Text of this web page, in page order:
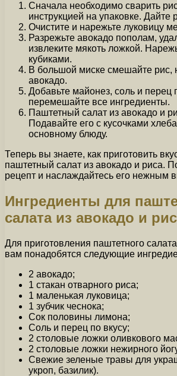
Сначала необходимо сварить
инструкцией на упаковке. Дайте
Очистите и нарежьте луковицу
Разрежьте авокадо пополам,
извлеките мякоть ложкой.
кубиками.
В большой миске смешайте рис,
авокадо.
Добавьте майонез, соль и перец
перемешайте все ингредиенты.
Паштетный салат из авокадо и
Подавайте его с кусочками
основному блюду.
Теперь вы знаете, как приготовить
паштетный салат из авокадо и риса.
рецепт и наслаждайтесь его нежным
Ингредиенты для
салата из авокадо и
Для приготовления паштетного
вам понадобятся следующие
2 авокадо;
1 стакан отварного риса;
1 маленькая луковица;
1 зубчик чеснока;
Сок половины лимона;
Соль и перец по вкусу;
2 столовые ложки оливкового
2 столовые ложки нежирного
Свежие зеленые травы для
укроп, базилик).